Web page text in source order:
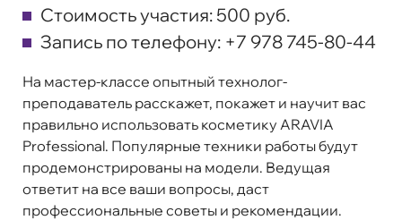
Стоимость участия: 500 руб.
Запись по телефону: +7 978 745-80-44
На мастер-классе опытный технолог-
преподаватель расскажет, покажет и научит вас
правильно использовать косметику ARAVIA
Professional. Популярные техники работы будут
продемонстрированы на модели. Ведущая
ответит на все ваши вопросы, даст
профессиональные советы и рекомендации.